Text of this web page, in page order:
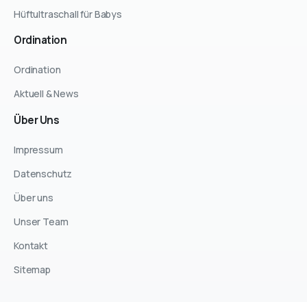
Hüftultraschall für Babys
Ordination
Ordination
Aktuell & News
ÜberUns
Impressum
Datenschutz
Über uns
Unser Team
Kontakt
Sitemap